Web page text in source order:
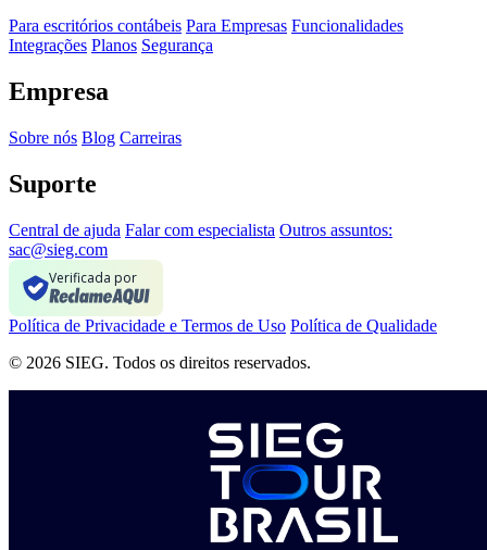
Para escritórios contábeis Para Empresas Funcionalidades
Integrações Planos Segurança
Empresa
Sobre nós Blog Carreiras
Suporte
Central de ajuda Falar com especialista Outros assuntos:
sac@sieg.com
Verificada por
Política de Privacidade e Termos de Uso Política de Qualidade
© 2026 SIEG. Todos os direitos reservados.